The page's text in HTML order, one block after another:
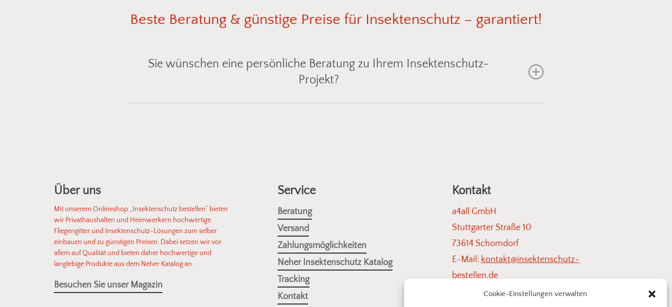
Cookie-Einstellungen verwalten
Beste Beratung & günstige Preise für Insektenschutz – garantiert!
Sie wünschen eine persönliche Beratung zu Ihrem Insektenschutz-
Projekt?
Über uns
Mit unserem Onlineshop „Insektenschutz bestellen“ bieten
wir Privathaushalten und Heimwerkern hochwertige
Fliegengitter und Insektenschutz-Lösungen zum selber
einbauen und zu günstigen Preisen. Dabei setzen wir vor
allem auf Qualität und bieten daher hochwertige und
langlebige Produkte aus dem Neher Katalog an.
Besuchen Sie unser Magazin
Service
Beratung
Versand
Zahlungsmöglichkeiten
Neher Insektenschutz Katalog
Tracking
Kontakt
Kontakt
a4all GmbH
Stuttgarter Straße 10
73614 Schorndorf
E-Mail: kontakt@insektenschutz-
bestellen.de